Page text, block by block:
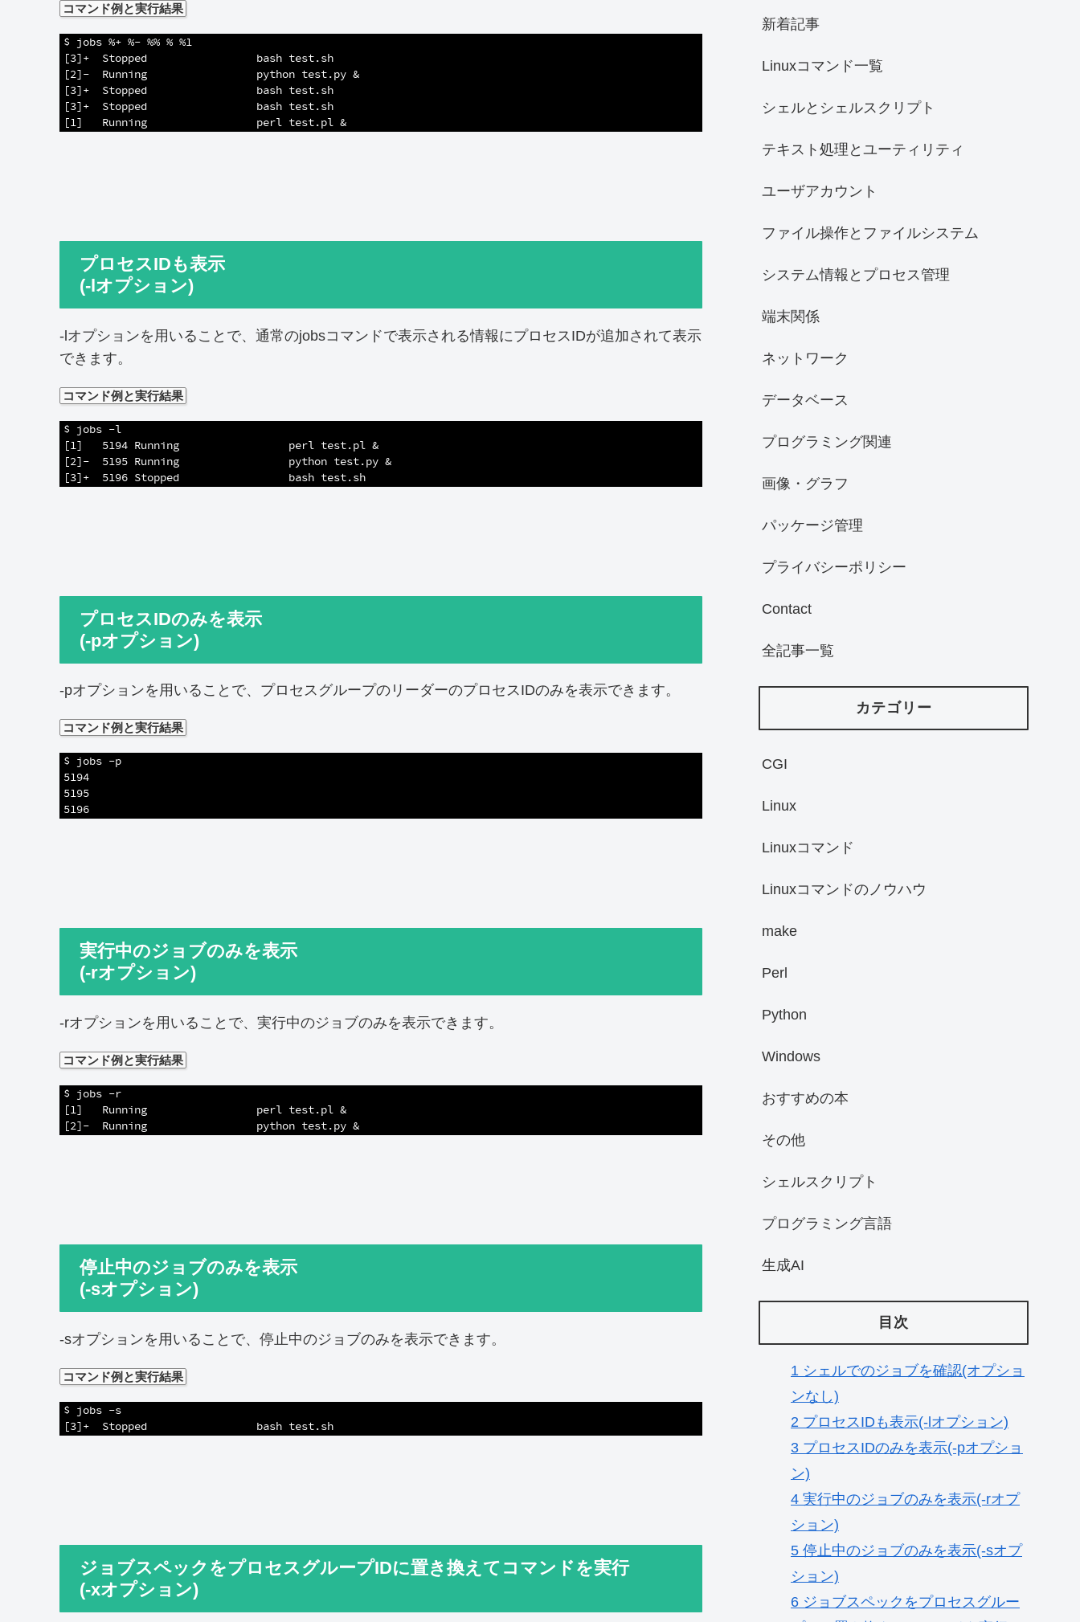
コマンド例と実行結果
$ jobs %+ %- %% % %1
[3]+  Stopped                 bash test.sh
[2]-  Running                 python test.py &
[3]+  Stopped                 bash test.sh
[3]+  Stopped                 bash test.sh
[1]   Running                 perl test.pl &
プロセスIDも表示
(-lオプション)
-lオプションを用いることで、通常のjobsコマンドで表示される情報にプロセスIDが追加されて表示
できます。
コマンド例と実行結果
$ jobs -l
[1]   5194 Running                 perl test.pl &
[2]-  5195 Running                 python test.py &
[3]+  5196 Stopped                 bash test.sh
プロセスIDのみを表示
(-pオプション)
-pオプションを用いることで、プロセスグループのリーダーのプロセスIDのみを表示できます。
コマンド例と実行結果
$ jobs -p
5194
5195
5196
実行中のジョブのみを表示
(-rオプション)
-rオプションを用いることで、実行中のジョブのみを表示できます。
コマンド例と実行結果
$ jobs -r
[1]   Running                 perl test.pl &
[2]-  Running                 python test.py &
停止中のジョブのみを表示
(-sオプション)
-sオプションを用いることで、停止中のジョブのみを表示できます。
コマンド例と実行結果
$ jobs -s
[3]+  Stopped                 bash test.sh
ジョブスペックをプロセスグループIDに置き換えてコマンドを実行
(-xオプション)
新着記事
Linuxコマンド一覧
シェルとシェルスクリプト
テキスト処理とユーティリティ
ユーザアカウント
ファイル操作とファイルシステム
システム情報とプロセス管理
端末関係
ネットワーク
データベース
プログラミング関連
画像・グラフ
パッケージ管理
プライバシーポリシー
Contact
全記事一覧
カテゴリー
CGI
Linux
Linuxコマンド
Linuxコマンドのノウハウ
make
Perl
Python
Windows
おすすめの本
その他
シェルスクリプト
プログラミング言語
生成AI
目次
1 シェルでのジョブを確認(オプショ
ンなし)
2 プロセスIDも表示(-lオプション)
3 プロセスIDのみを表示(-pオプショ
ン)
4 実行中のジョブのみを表示(-rオプ
ション)
5 停止中のジョブのみを表示(-sオプ
ション)
6 ジョブスペックをプロセスグルー